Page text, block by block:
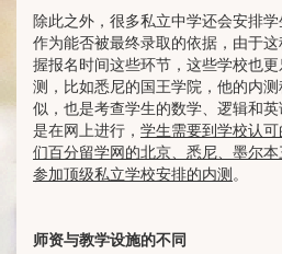
除此之外，很多私立中学还会安排
作为能否被最终录取的依据，由于
握报名时间这些环节，这些学校也
测，比如悉尼的国王学院，他的内
似，也是考查学生的数学、逻辑和
是在网上进行， 学生需要到学校认
们百分留学网的北京、悉尼、墨尔
参加顶级私立学校安排的内测。
师资与教学设施的不同